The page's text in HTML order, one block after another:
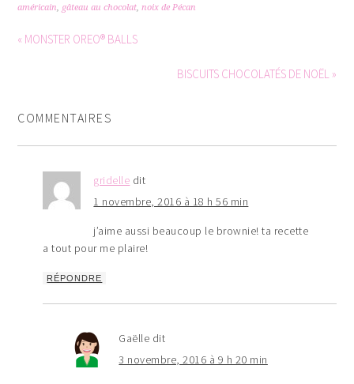
américain, gâteau au chocolat,noix de Pécan
« MONSTER OREO® BALLS
BISCUITS CHOCOLATÉS DE NOËL »
COMMENTAIRES
gridelle dit
1 novembre, 2016 à 18 h 56 min
j’aime aussi beaucoup le brownie! ta recette
a tout pour me plaire!
RÉPONDRE
Gaëlle dit
3 novembre, 2016 à 9 h 20 min